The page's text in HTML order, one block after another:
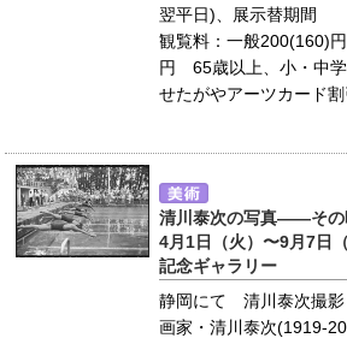
翌平日)、展示替期間
観覧料：一般200(160)
円 65歳以上、小・中
せたがやアーツカード割
清川泰次の写真――その
4月1日（火）〜9月7
記念ギャラリー
静岡にて 清川泰次撮
画家・清川泰次(1919-